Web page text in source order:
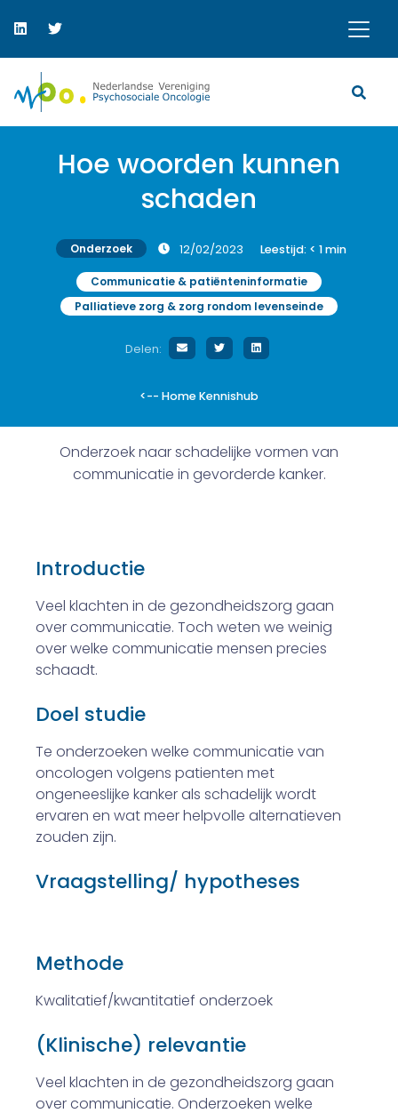
Hoe woorden kunnen
schaden
Onderzoek 12/02/2023 Leestijd: < 1min
Communicatie & patiënteninformatie
Palliatieve zorg & zorg rondom levenseinde
Delen:
<-- Home Kennishub
Onderzoek naar schadelijke vormen van
communicatie in gevorderde kanker.
Introductie
Veel klachten in de gezondheidszorg gaan
over communicatie. Toch weten we weinig
over welke communicatie mensen precies
schaadt.
Doel studie
Te onderzoeken welke communicatie van
oncologen volgens patienten met
ongeneeslijke kanker als schadelijk wordt
ervaren en wat meer helpvolle alternatieven
zouden zijn.
Vraagstelling/ hypotheses
Methode
Kwalitatief/kwantitatief onderzoek
(Klinische) relevantie
Veel klachten in de gezondheidszorg gaan
over communicatie. Onderzoeken welke